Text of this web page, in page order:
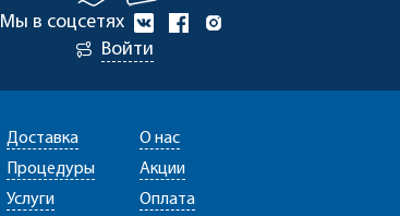
Мы в соцсетях
Войти
Доставка
Процедуры
Услуги
О нас
Акции
Оплата